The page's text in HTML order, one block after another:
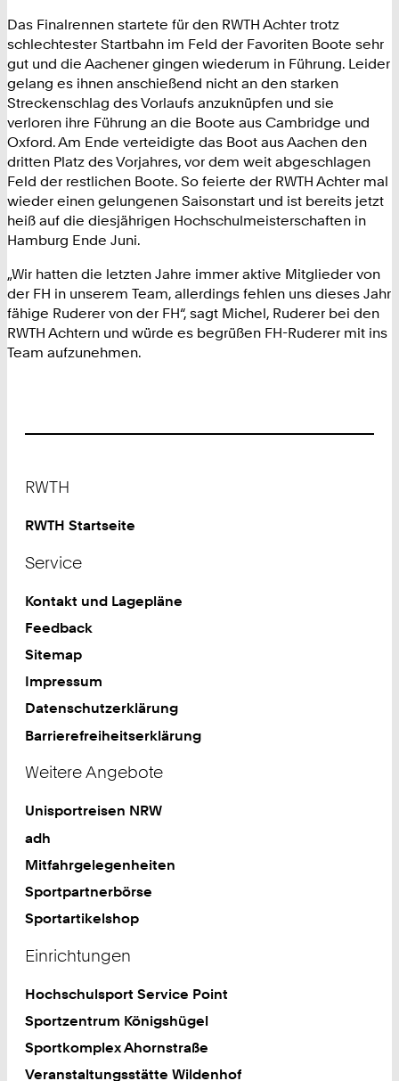
Das Finalrennen startete für den RWTH Achter trotz
schlechtester Startbahn im Feld der Favoriten Boote sehr
gut und die Aachener gingen wiederum in Führung. Leider
gelang es ihnen anschießend nicht an den starken
Streckenschlag des Vorlaufs anzuknüpfen und sie
verloren ihre Führung an die Boote aus Cambridge und
Oxford. Am Ende verteidigte das Boot aus Aachen den
dritten Platz des Vorjahres, vor dem weit abgeschlagen
Feld der restlichen Boote. So feierte der RWTH Achter mal
wieder einen gelungenen Saisonstart und ist bereits jetzt
heiß auf die diesjährigen Hochschulmeisterschaften in
Hamburg Ende Juni.
„Wir hatten die letzten Jahre immer aktive Mitglieder von
der FH in unserem Team, allerdings fehlen uns dieses Jahr
fähige Ruderer von der FH“, sagt Michel, Ruderer bei den
RWTH Achtern und würde es begrüßen FH-Ruderer mit ins
Team aufzunehmen.
RWTH
RWTH Startseite
Service
Kontakt und Lagepläne
Feedback
Sitemap
Impressum
Datenschutzerklärung
Barrierefreiheitserklärung
Weitere Angebote
Unisportreisen NRW
adh
Mitfahrgelegenheiten
Sportpartnerbörse
Sportartikelshop
Einrichtungen
Hochschulsport Service Point
Sportzentrum Königshügel
Sportkomplex Ahornstraße
Veranstaltungsstätte Wildenhof